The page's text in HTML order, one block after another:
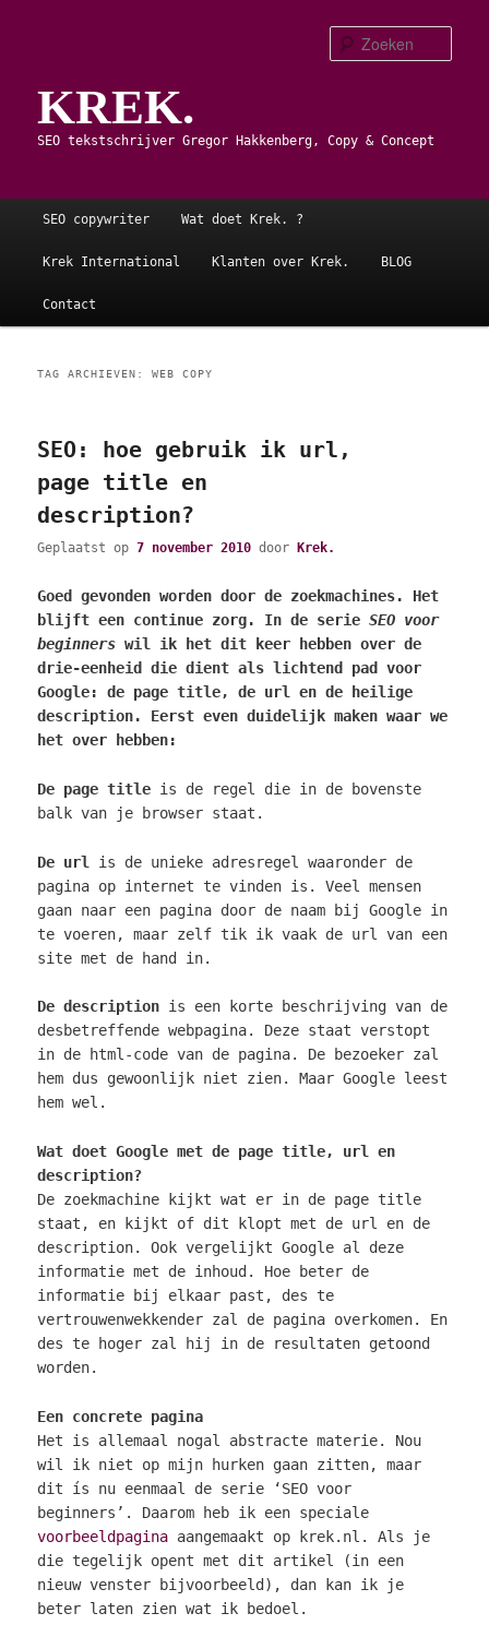
primaire
inhoud
secundaire
inhoudKREK.
SEO tekstschrijver Gregor Hakkenberg, Copy & Concept
Hoofdmenu
SEO copywriter Wat doet Krek. ?
Krek International Klanten over Krek. BLOG
Contact
TAG ARCHIEVEN:WEB COPY
SEO: hoe gebruik ik url,
page title en
description?
Geplaatst op7 november 2010 doorKrek.
Goed gevonden worden door de zoekmachines. Het
blijft een continue zorg. In de serieSEO voor
beginners wil ik het dit keer hebben over de
drie-eenheid die dient als lichtend pad voor
Google: de page title, de url en de heilige
description. Eerst even duidelijk maken waar we
het over hebben:
De page title is de regel die in de bovenste
balk van je browser staat.
De url
is de unieke adresregel waaronder de
pagina op internet te vinden is. Veel mensen
gaan naar een pagina door de naam bij Google in
te voeren, maar zelf tik ik vaak de url van een
site met de hand in.
De description is een korte beschrijving van de
desbetreffende webpagina. Deze staat verstopt
in de html-code van de pagina. De bezoeker zal
hem dus gewoonlijk niet zien. Maar Google leest
hem wel.
Wat doet Google met de page title, url en
description?
De zoekmachine kijkt wat er in de page title
staat, en kijkt of dit klopt met de url en de
description. Ook vergelijkt Google al deze
informatie met de inhoud. Hoe beter de
informatie bij elkaar past, des te
vertrouwenwekkender zal de pagina overkomen. En
des te hoger zal hij in de resultaten getoond
worden.
Een concrete pagina
Het is allemaal nogal abstracte materie. Nou
wil ik niet op mijn hurken gaan zitten, maar
dit ís nu eenmaal de serie ‘SEO voor
beginners’. Daarom heb ik een speciale
voorbeeldpagina aangemaakt op krek.nl. Als je
die tegelijk opent met dit artikel (in een
nieuw venster bijvoorbeeld), dan kan ik je
beter laten zien wat ik bedoel.